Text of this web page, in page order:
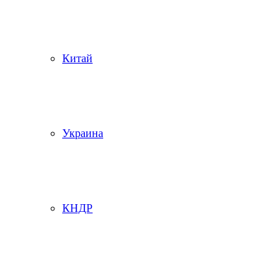
Китай
Украина
КНДР